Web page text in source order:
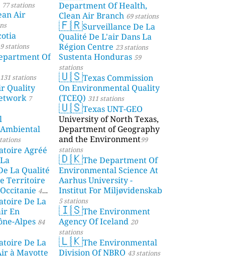
77 stations
Air
9 stations
Of
131 stations
Quality
7
Agréé
La Qualité
Territoire
44
De La
En
Alpes 84
De La
à Mayotte
Department Of Health,
Clean Air Branch 69 stations
🇫🇷Surveillance De La
Qualité De L'air Dans La
Région Centre 23 stations
Sustenta Honduras 59
stations
🇺🇸Texas Commission
On Environmental Quality
(TCEQ) 311 stations
🇺🇸Texas UNT-GEO
University of North Texas,
Department of Geography
and the Environment99
stations
🇩🇰The Department Of
Environmental Science At
Aarhus University -
Institut For Miljøvidenskab
5 stations
🇮🇸The Environment
Agency Of Iceland 20
stations
🇱🇰The Environmental
Division Of NBRO 43 stations